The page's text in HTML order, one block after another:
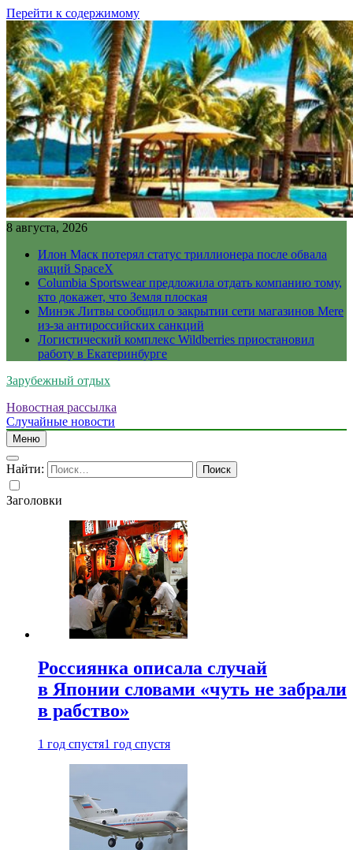
Перейти к содержимому
8 августа, 2026
Илон Маск потерял статус триллионера после обвала
акций SpaceX
Columbia Sportswear предложила отдать компанию тому,
кто докажет, что Земля плоская
Минэк Литвы сообщил о закрытии сети магазинов Mere
из-за антироссийских санкций
Логистический комплекс Wildberries приостановил
работу в Екатеринбурге
Зарубежный отдых
Новостная рассылка
Случайные новости
Меню
Найти:
Заголовки
Россиянка описала случай
в Японии словами «чуть не забрали
в рабство»
1 год спустя1 год спустя